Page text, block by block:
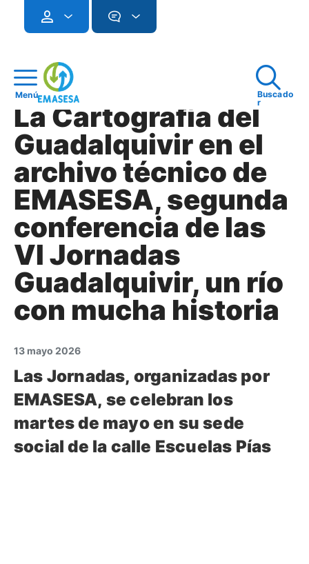
Menú
Buscado
r
La Cartografía del
Guadalquivir en el
archivo técnico de
EMASESA, segunda
conferencia de las
VI Jornadas
Guadalquivir, un río
con mucha historia
13 mayo 2026
Las Jornadas, organizadas por
EMASESA, se celebran los
martes de mayo en su sede
social de la calle Escuelas Pías